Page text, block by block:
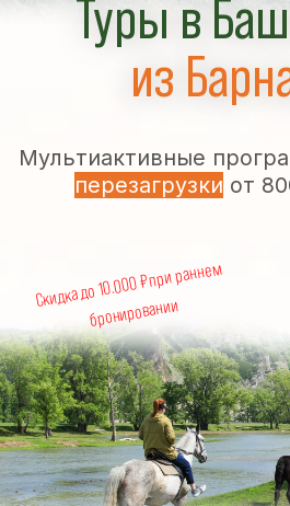
Мультиактивные программы для
перезагрузки
от 8000 ₽ в день